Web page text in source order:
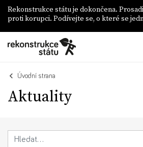
Rekonstrukce státu je dokončena.
proti korupci. Podívejte se, o které se
Úvodní strana
Aktuality